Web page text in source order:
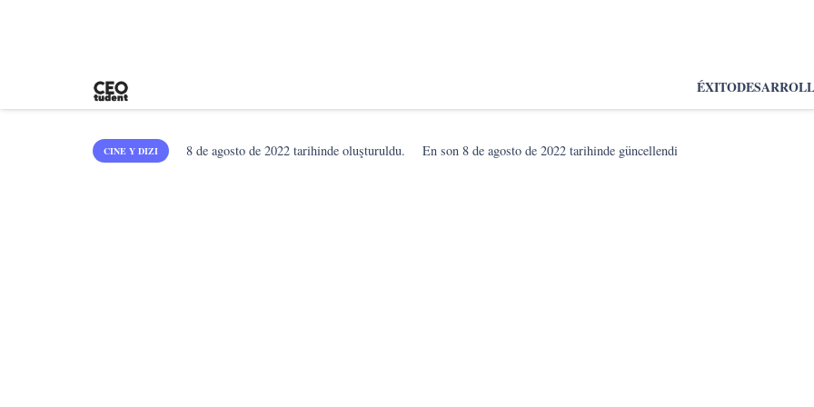
ÉXITO
CINE Y DIZI 8 de agosto de 2022 tarihinde oluşturuldu. En son8 de agosto de 2022 tarihinde güncellendi